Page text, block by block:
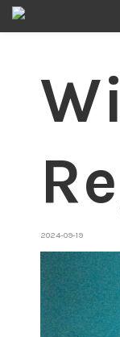
2024-09-19